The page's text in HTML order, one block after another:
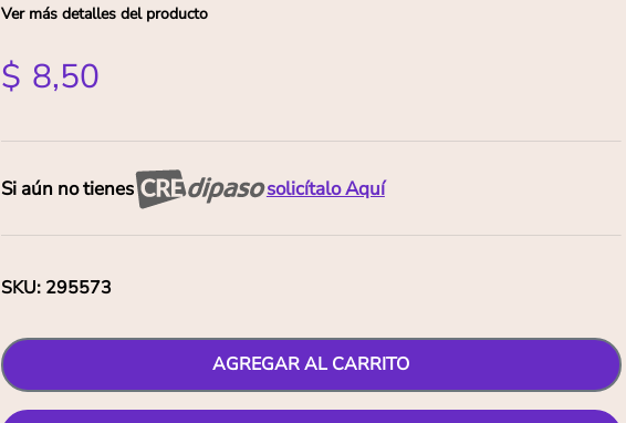
Ver más detalles del producto
$ 8,50
Si aún no tienes solicítalo Aquí
SKU: 295573
AGREGAR AL CARRITO